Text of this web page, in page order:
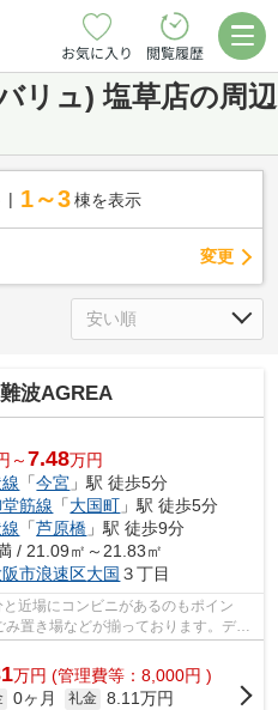
お気に入り 閲覧履歴
リュ) 塩草店の周辺
1～3 棟を表示
変更
波AGREA
～7.48万円
「今宮 」駅 徒歩5分
筋線 「大国町 」駅 徒歩5分
「芦原橋 」駅 徒歩9分
/ 21.09㎡～21.83㎡
阪市浪速区大国 ３丁目
近場にコンビニがあるのもポイン
置き場などが揃っております。デザ
だ...
万円 (管理費等：8,000円 )
0ヶ月 礼金 8.11万円